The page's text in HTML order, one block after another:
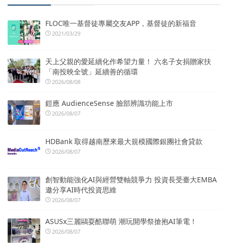
FLOC唯一基督徒專屬交友APP，基督徒的新福音
2021/03/29
天上父親的愛延續化作希望力量！ 六名子女捐贈家扶
「南投映全號」延續善的循環
2026/08/08
鎧應 AudienceSense 臉部辨識功能上市
2026/08/07
HDBank 取得越南歷來最大規模國際銀團社會貸款
2026/08/07
創智動能強化AI與經營雙軸競爭力 投資長受臺大EMBA
邀分享AI時代投資思維
2026/08/07
ASUSx三麗鷗耍酷聯萌 潮玩開學祭搶抱AI筆電！
2026/08/07